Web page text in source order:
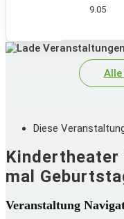
9.05
Diese
Kindertheater
mal
Veranstaltung